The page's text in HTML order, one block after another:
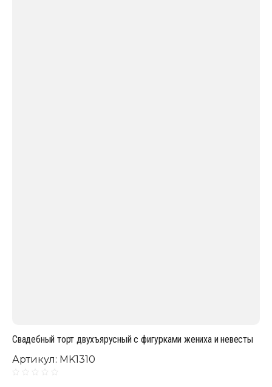
Свадебный торт двухъярусный с фигурками жениха и невесты
Артикул: MK1310